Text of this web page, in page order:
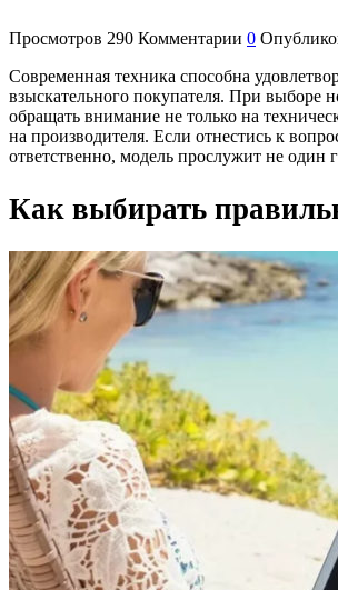
Просмотров 290 Комментарии 0
Современная техника способна
взыскательного покупателя. При выборе
обращать внимание не только на
на производителя. Если отнестись к
ответственно, модель прослужит не один
Как выбирать